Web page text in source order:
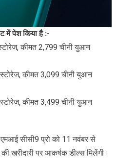
में पेश किया है :-
कीमत 2,799 चीनी युआन
कीमत 3,099 चीनी युआन
कीमत 3,499 चीनी युआन
सीसी9 प्रो को 11 नवंबर से
खरीदारी पर आकर्षक डील्स मिलेंगी।